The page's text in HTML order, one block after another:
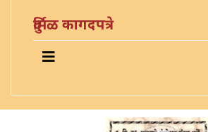
दुर्मिळ कागदपत्रे